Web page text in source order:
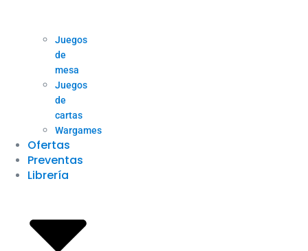
Juegos
de
mesa
Juegos
de
cartas
Wargames
Ofertas
Preventas
Librería